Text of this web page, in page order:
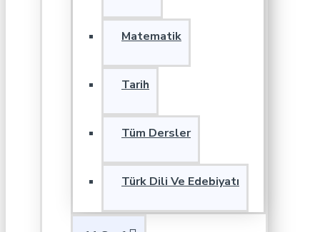
Matematik
Tarih
Tüm Dersler
Türk Dili Ve Edebiyatı